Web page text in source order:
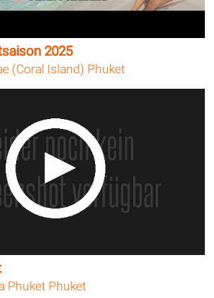
2025
(Coral Island) Phuket
Phuket Phuket